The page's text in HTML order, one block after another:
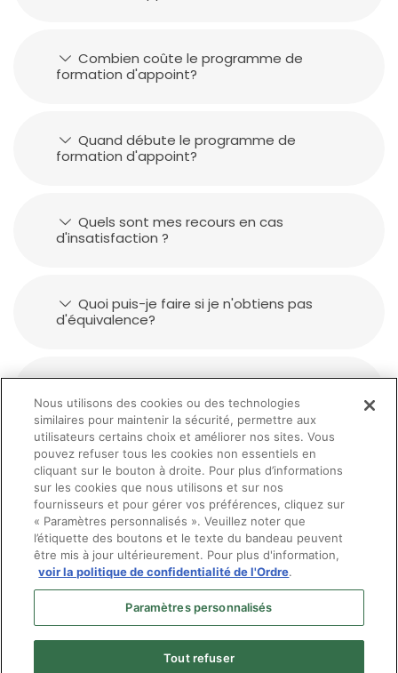
Combien coûte le programme de
formation d'appoint?
Quand débute le programme de
formation d'appoint?
Quels sont mes recours en cas
d'insatisfaction ?
Quoi puis-je faire si je n'obtiens pas
d'équivalence?
candidats?
À l'issu de l'obtention d'une équivalence
de formation, quel titre j'obtentiendrai?
Nous utilisons des cookies ou des technologies
similaires pour maintenir la sécurité, permettre aux
utilisateurs certains choix et améliorer nos sites. Vous
pouvez refuser tous les cookies non essentiels en
cliquant sur le bouton à droite. Pour plus d’informations
sur les cookies que nous utilisons et sur nos
fournisseurs et pour gérer vos préférences, cliquez sur
« Paramètres personnalisés ». Veuillez noter que
l’étiquette des boutons et le texte du bandeau peuvent
être mis à jour ultérieurement. Pour plus d'information,
voir la politique de confidentialité de l'Ordre.
Paramètres personnalisés
Tout refuser